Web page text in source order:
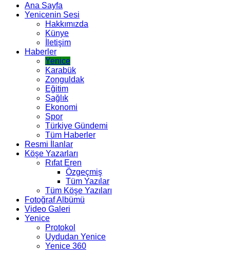
Ana Sayfa
Yenicenin Sesi
Hakkımızda
Künye
İletişim
Haberler
Yenice
Karabük
Zonguldak
Eğitim
Sağlık
Ekonomi
Spor
Türkiye Gündemi
Tüm Haberler
Resmi İlanlar
Köşe Yazarları
Rıfat Eren
Özgeçmiş
Tüm Yazılar
Tüm Köşe Yazıları
Fotoğraf Albümü
Video Galeri
Yenice
Protokol
Uydudan Yenice
Yenice 360